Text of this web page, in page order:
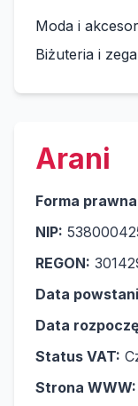
Moda i
Biżuteria i
Arani
Forma
NIP:
REGON:
Data
Data
Status VAT:
Strona WWW: